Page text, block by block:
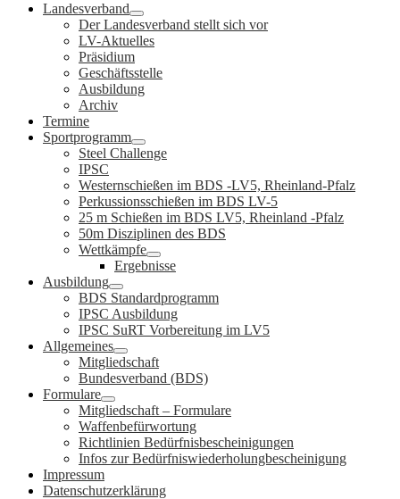
Landesverband
Der Landesverband stellt sich vor
LV-Aktuelles
Präsidium
Geschäftsstelle
Ausbildung
Archiv
Termine
Sportprogramm
Steel Challenge
IPSC
Westernschießen im BDS -LV5, Rheinland-Pfalz
Perkussionsschießen im BDS LV-5
25 m Schießen im BDS LV5, Rheinland -Pfalz
50m Disziplinen des BDS
Wettkämpfe
Ergebnisse
Ausbildung
BDS Standardprogramm
IPSC Ausbildung
IPSC SuRT Vorbereitung im LV5
Allgemeines
Mitgliedschaft
Bundesverband (BDS)
Formulare
Mitgliedschaft – Formulare
Waffenbefürwortung
Richtlinien Bedürfnisbescheinigungen
Infos zur Bedürfniswiederholungbescheinigung
Impressum
Datenschutzerklärung